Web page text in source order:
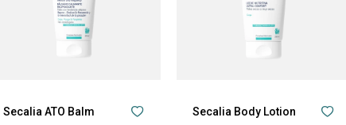
Secalia ATO Balm Secalia Body Lotion